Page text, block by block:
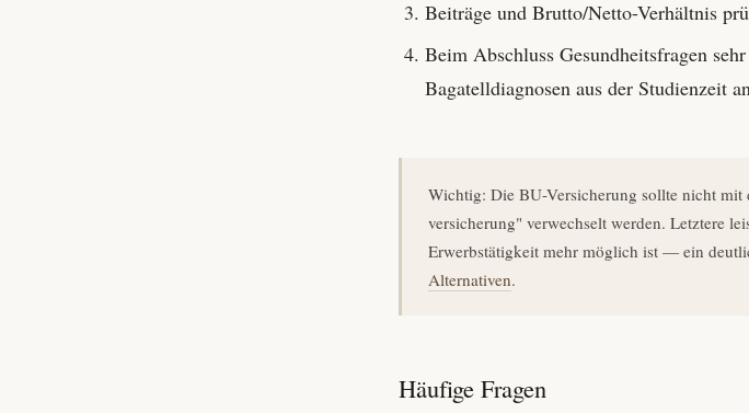
Beiträge und Brutto/Netto-Verhältnis
Beim Abschluss Gesundheitsfragen
Bagatell­diagnosen aus der Studien­zeit
Wichtig: Die BU-Versicherung sollte nicht
versicherung" verwechselt werden. Letztere
Erwerbstätigkeit mehr möglich ist — ein
Alternativen.
Häufige Fragen